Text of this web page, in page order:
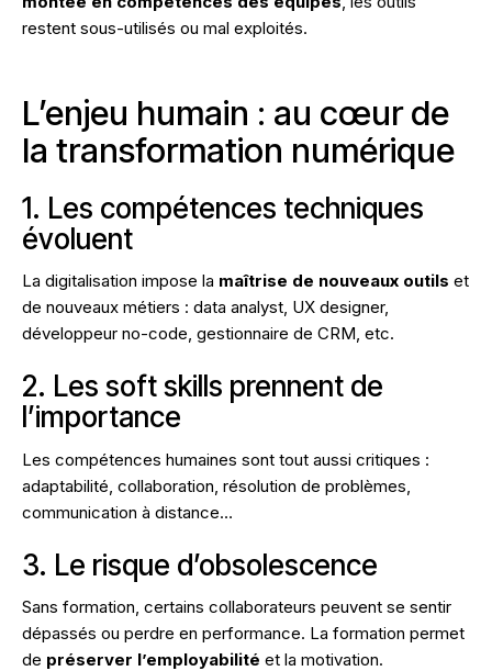
restent sous-utilisés ou mal exploités.
L’enjeu humain : au cœur de
la transformation numérique
1. Les compétences techniques
évoluent
La digitalisation impose la maîtrise de nouveaux outils et
de nouveaux métiers : data analyst, UX designer,
développeur no-code, gestionnaire de CRM, etc.
2. Les soft skills prennent de
l’importance
Les compétences humaines sont tout aussi critiques :
adaptabilité, collaboration, résolution de problèmes,
communication à distance…
3. Le risque d’obsolescence
Sans formation, certains collaborateurs peuvent se sentir
dépassés ou perdre en performance. La formation permet
de préserver l’employabilité et la motivation.